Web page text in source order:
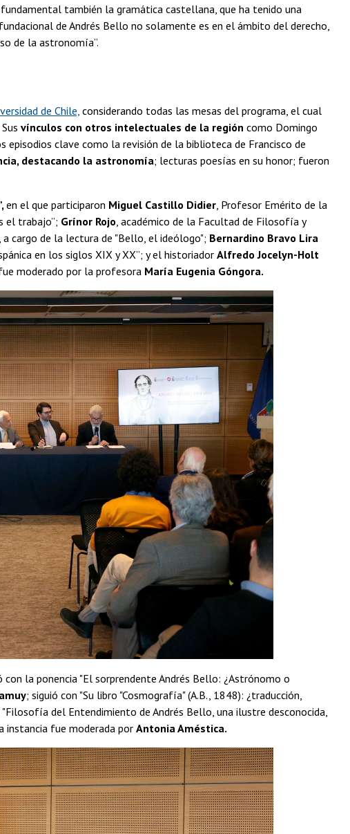
también la gramática castellana, que ha tenido una
de Andrés Bello no solamente es en el ámbito del derecho,
de la astronomía”.
de Chile, considerando todas las mesas del programa, el cual
vínculos con otros intelectuales de la región como Domingo
clave como la revisión de la biblioteca de Francisco de
destacando la astronomía; lecturas poesías en su honor; fueron
en el que participaron Miguel Castillo Didier , Profesor Emérito de la
el trabajo”; Grínor Rojo , académico de la Facultad de Filosofía y
cargo de la lectura de "Bello, el ideólogo"; Bernardino Bravo Lira
en los siglos XIX y XX”; y el historiador Alfredo Jocelyn-Holt
moderado por la profesora María Eugenia Góngora.
con la ponencia "El sorprendente Andrés Bello: ¿Astrónomo o
; siguió con "Su libro "Cosmografía" (A.B., 1848): ¿traducción,
"Filosofía del Entendimiento de Andrés Bello, una ilustre desconocida,
instancia fue moderada por Antonia Améstica.